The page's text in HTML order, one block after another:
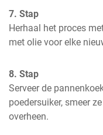
7. Stap
Herhaal het proces
met olie voor elke
8. Stap
Serveer de
poedersuiker, smeer
overheen.